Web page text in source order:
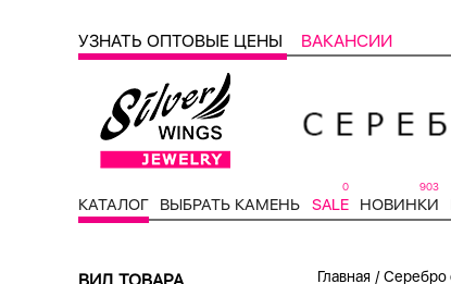
УЗНАТЬ ОПТОВЫЕ ЦЕНЫ ВАКАНСИИ
КАТАЛОГ ВЫБРАТЬ КАМЕНЬ SALE
0
НОВИНКИ
903
Главная /Серебро